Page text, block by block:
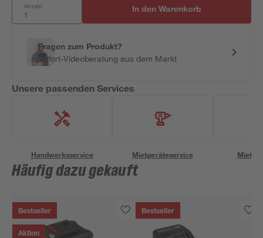
Anzahl: In den Warenkorb
Fragen zum Produkt?
Sofort-Videoberatung aus dem Markt
Unsere passenden Services
Handwerksservice Mietgeräteservice
Häufig dazu gekauft
Bestseller
Aktion
Bestseller